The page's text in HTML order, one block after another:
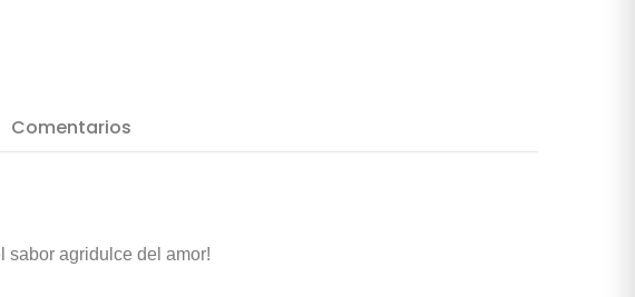
Comentarios
sabor agridulce del amor!